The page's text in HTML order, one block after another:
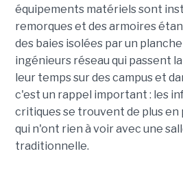
équipements matériels sont
remorques et des armoires
des baies isolées par un
ingénieurs réseau qui passent
leur temps sur des campus et
c'est un rappel important : les
critiques se trouvent de plus en
qui n'ont rien à voir avec une
traditionnelle.